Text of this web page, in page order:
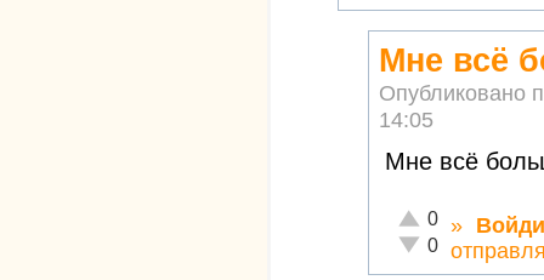
Мне всё
Опубликовано
14:05
Мне всё
Отлично!
0
Неадекватно!
0
»